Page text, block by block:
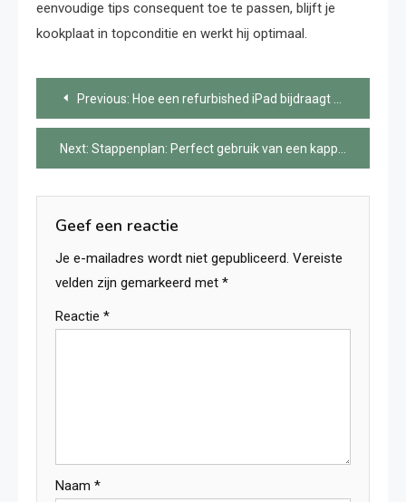
eenvoudige tips consequent toe te passen, blijft je
kookplaat in topconditie en werkt hij optimaal.
Bericht
navigatie
Previous: Hoe een refurbished iPad bijdraagt aan duurzaamheid
Next: Stappenplan: Perfect gebruik van een kappenbril
Geef een reactie
Je e-mailadres wordt niet gepubliceerd. Vereiste
velden zijn gemarkeerd met *
Reactie *
Naam *